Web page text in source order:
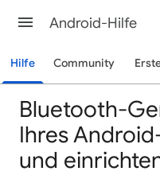
Android-Hilfe
Hilfe Community
Bluetooth-
Ihres
und